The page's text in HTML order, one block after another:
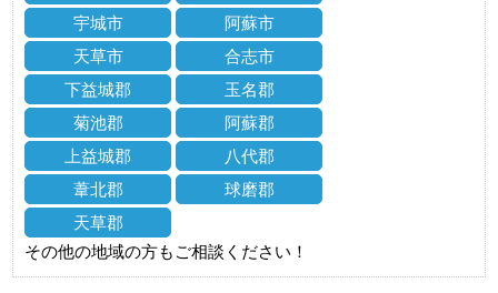
宇城市
阿蘇市
天草市
合志市
下益城郡
玉名郡
菊池郡
阿蘇郡
上益城郡
八代郡
葦北郡
球磨郡
天草郡
その他の地域の方もご相談ください！